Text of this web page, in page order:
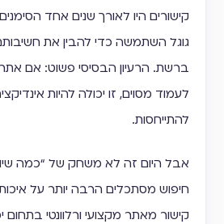
קישורים היו לאורך שנים אחד
גוגל השתמשה כדי להבין את
ברשת. הרעיון הבסיסי פשוט: אם
לעמוד מסוים, זו יכולה להיות
להתייחסות.
אבל היום זה לא משחק של “כמה
חיפוש מסתכלים הרבה יותר על
קישור מאתר מקצועי ורלוונטי בתחום